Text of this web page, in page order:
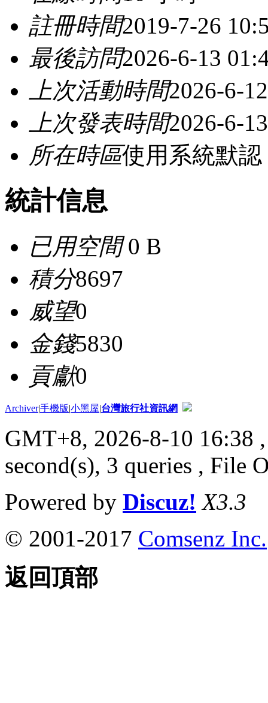
註冊時間2019-7-26
最後訪問2026-6-13
上次活動時間2026-6-
上次發表時間2026-6-
所在時區使用系統默認
統計信息
已用空間0 B
積分8697
威望0
金錢5830
貢獻0
Archiver|手機版|小黑屋|台灣旅行社資訊網
GMT+8, 2026-8-10 16:38
second(s), 3 queries , File
Powered by Discuz! X3.3
© 2001-2017 Comsenz Inc.
返回頂部